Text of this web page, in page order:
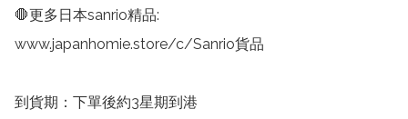
🛑更多日本sanrio精品:
www.japanhomie.store/c/Sanrio貨品
到貨期：下單後約3星期到港